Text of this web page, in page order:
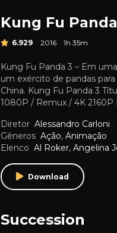
Kung Fu
6.929 2016 1h 35m
Kung Fu Panda 3 – Em
um exército de pandas
China. Kung Fu Panda 3
1080P / Remux / 4K 2160P
Diretor Alessandro Carloni
Gêneros Ação, Animação
Elenco Al Roker, Angelina
Download
Succession